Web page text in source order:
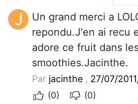
J
Un grand merci a
repondu.J'en ai recu
adore ce fruit dans
smoothies.Jacinthe.
Par jacinthe , 27/07/
(0)
(0)